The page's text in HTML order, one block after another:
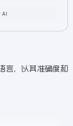
AI
言，以其准确度和